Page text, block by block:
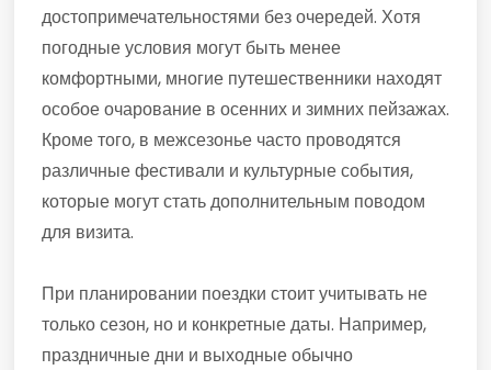
достопримечательностями без очередей. Хотя
погодные условия могут быть менее
комфортными, многие путешественники находят
особое очарование в осенних и зимних пейзажах.
Кроме того, в межсезонье часто проводятся
различные фестивали и культурные события,
которые могут стать дополнительным поводом
для визита.
При планировании поездки стоит учитывать не
только сезон, но и конкретные даты. Например,
праздничные дни и выходные обычно